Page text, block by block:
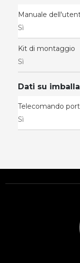
Manuale
Sì
Kit di montaggio
Sì
Dati su
Telecomando
Sì